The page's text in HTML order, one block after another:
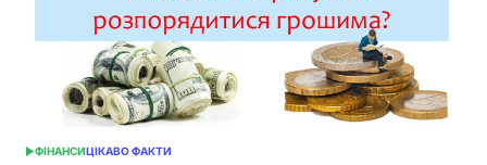
POSTED
ФІНАНСИЦІКАВО ФАКТИ